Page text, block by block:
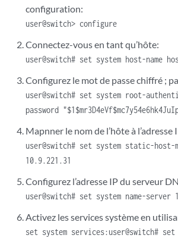
configuration:
user@switch> configure
Connectez-vous en tant qu’hôte:
user@switch# set system host-name
Configurez le mot de passe chiffré ;
user@switch# set system root-
password
Mapnner le nom de l’hôte à l’adresse
user@switch# set system static-host-
10.9.221.31
Configurez l’adresse IP du serveur
user@switch# set system name-server
Activez les services système en
set system services:user@switch#